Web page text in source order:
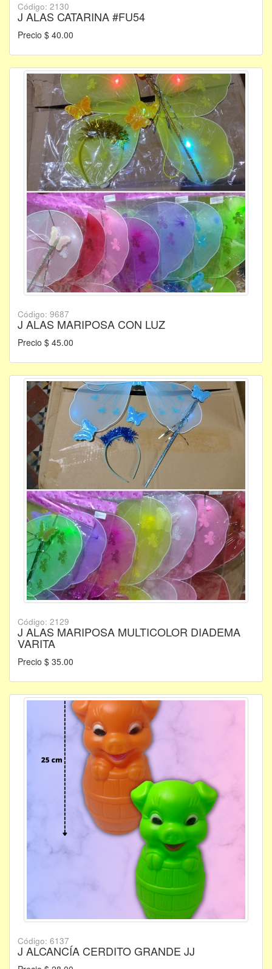
Código: 2130
J ALAS CATARINA #FU54
Precio $ 40.00
Código: 9687
J ALAS MARIPOSA CON LUZ
Precio $ 45.00
Código: 2129
J ALAS MARIPOSA MULTICOLOR DIADEMA
VARITA
Precio $ 35.00
Código: 6137
J ALCANCÍA CERDITO GRANDE JJ